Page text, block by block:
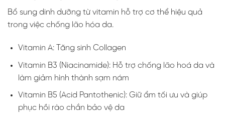
Bổ sung dinh dưỡng từ vitamin hỗ trợ cơ thể hiệu quả
trong việc chống lão hóa da.
Vitamin A: Tăng sinh Collagen
Vitamin B3 (Niacinamide): Hỗ trợ chống lão hoá da và
làm giảm hình thành sạm nám
Vitamin B5 (Acid Pantothenic): Giữ ẩm tối ưu và giúp
phục hồi rào chắn bảo vệ da